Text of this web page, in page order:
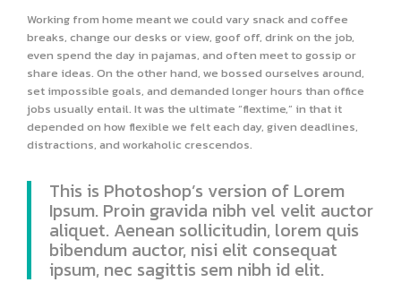
Working from home meant we could vary snack and coffee
breaks, change our desks or view, goof off, drink on the job,
even spend the day in pajamas, and often meet to gossip or
share ideas. On the other hand, we bossed ourselves around,
set impossible goals, and demanded longer hours than office
jobs usually entail. It was the ultimate “flextime,” in that it
depended on how flexible we felt each day, given deadlines,
distractions, and workaholic crescendos.
This is Photoshop’s version of Lorem
Ipsum. Proin gravida nibh vel velit auctor
aliquet. Aenean sollicitudin, lorem quis
bibendum auctor, nisi elit consequat
ipsum, nec sagittis sem nibh id elit.